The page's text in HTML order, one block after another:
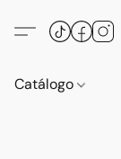
Catálogo